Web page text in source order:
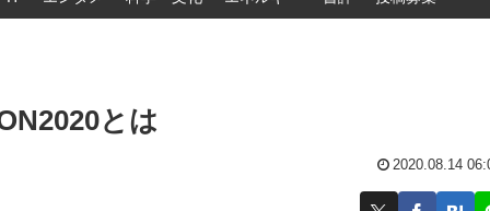
とは
2020.08.14